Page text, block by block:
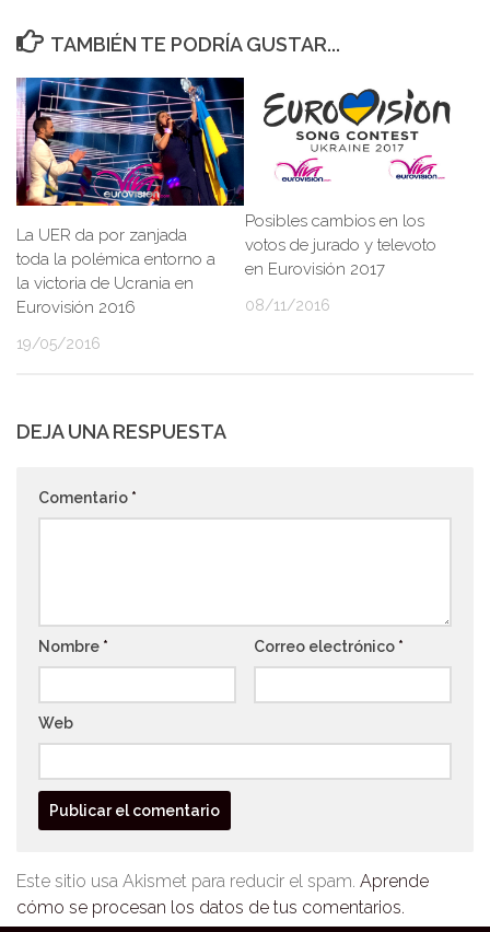
TAMBIÉN TE PODRÍA GUSTAR...
La UER da por zanjada
toda la polémica entorno a
la victoria de Ucrania en
Eurovisión 2016
19/05/2016
Posibles cambios en los
votos de jurado y televoto
en Eurovisión 2017
08/11/2016
DEJA UNA RESPUESTA
Comentario *
Nombre * Correo electrónico *
Web
Este sitio usa Akismet para reducir el spam. Aprende
cómo se procesan los datos de tus comentarios.